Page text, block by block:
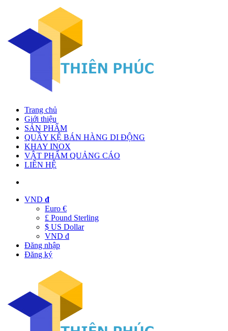
Trang chủ
Giới thiệu
SẢN PHẨM
QUẦY KỆ BÁN HÀNG DI ĐỘNG
KHAY INOX
VẬT PHẨM QUẢNG CÁO
LIÊN HỆ
VND đ
Euro €
£ Pound Sterling
$ US Dollar
VND đ
Đăng nhập
Đăng ký